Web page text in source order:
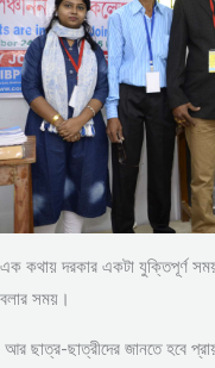
এক কথায় দরকার একটা যুক্তিপূর্ণ
বলার সময়।
আর ছাত্র-ছাত্রীদের জানতে হবে